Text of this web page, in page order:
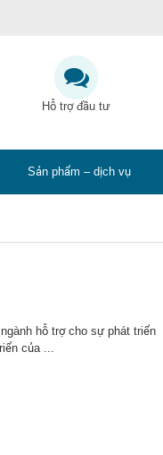
Hỗ trợ đầu tư
Sản phẩm – dịch vụ
hỗ trợ cho sự phát triển
của ...